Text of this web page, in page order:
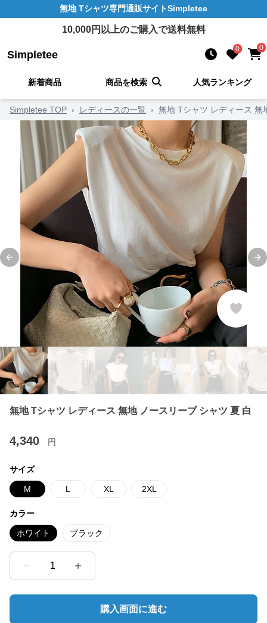
無地 Tシャツ専門通販サイトSimpletee
10,000円以上のご購入で送料無料
Simpletee 0 0
新着商品 商品を検索 人気ランキング
Simpletee TOP › レディースの一覧 › 無地 Tシャツ レディース 無
Previous slide
無地 Tシャツ レディース 無地 ノースリーブ シャツ 夏 白
4,340 円
サイズ
M L XL 2XL
カラー
ホワイト ブラック
1
購入画面に進む